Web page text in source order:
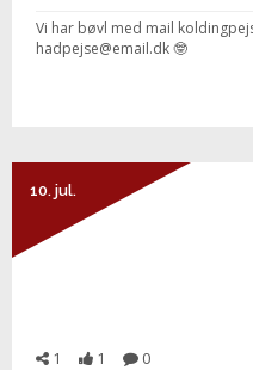
Vi har bøvl med mail
hadpejse@email.dk 🤓
10. jul.
1 1 0